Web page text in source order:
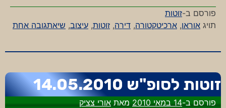
פורסם ב-זוטות
תויג אוראו, ארכיטקטורה, דירה, זוטות, עיצוב, שיאתגובה אחתעל
זוטות לסופ"ש 14.05.2010
פורסם ב-14 במאי 2010 מאתאורי צציק